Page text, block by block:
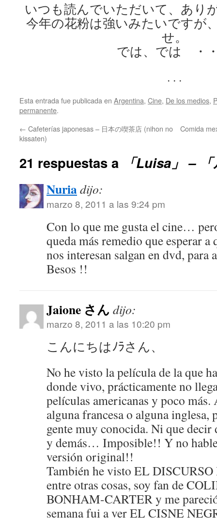
いつも読んでいただいて、あり
今年の花粉は強いみたいですが
せ。
では、では ・
. . .
Esta entrada fue publicada en Argentina, Cine, De los medios,
permanente.
← Cafeterías japonesas – 日本の喫茶店 (nihon no
kissaten)
Comida
21 respuestas a 「Luisa」 –
Nuriadijo:
marzo 8, 2011 a las 9:24 pm
Con lo que me gusta el cine…
queda más remedio que esperar a
nos interesan salgan en dvd,
Besos !!
Jaione さん dijo:
marzo 8, 2011 a las 10:20 pm
こんにちはﾉﾗさん、
No he visto la película de la que
donde vivo, prácticamente no
películas americanas y poco más.
alguna francesa o alguna inglesa,
gente muy conocida. Ni que decir
y demás… Imposible!! Y no
versión original!!
También he visto EL
entre otras cosas, soy fan de
BONHAM-CARTER y me
semana fui a ver EL CISNE